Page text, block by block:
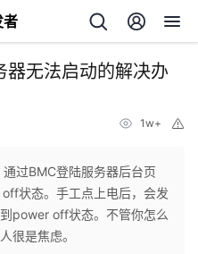
者
器无法启动的解决办
1w+
通过BMC登陆服务器后台页
状态。手工点上电后，会发
power off状态。不管你怎么
很是焦虑。